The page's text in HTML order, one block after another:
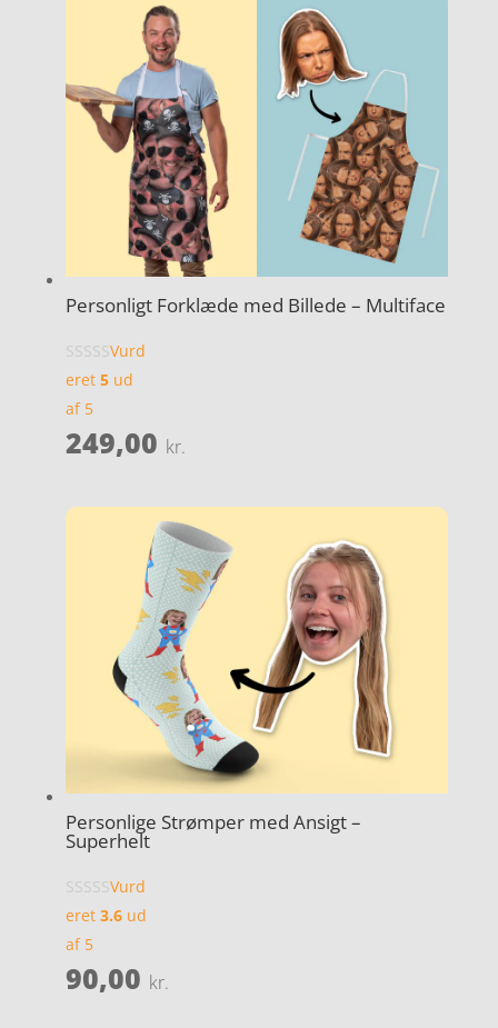
Personligt Forklæde med Billede – Multiface
Vurd
eret 5ud
af 5
249,00 kr.
Personlige Strømper med Ansigt –
Superhelt
Vurd
eret 3.6ud
af 5
90,00 kr.